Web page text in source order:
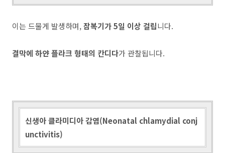
이는 드물게 발생하며,잠복기가 5일 이상 걸립니다.
결막에 하얀 플라크 형태의 칸디다가 관찰됩니다.
신생아 클라미디아 감염(Neonatal chlamydial conj
unctivitis)